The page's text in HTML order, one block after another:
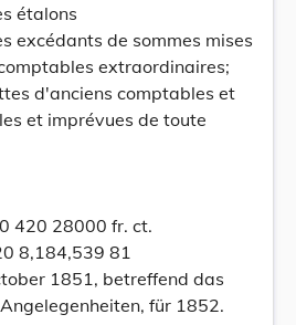
étalons
excédants de sommes mises
extraordinaires;
d'anciens comptables et
et imprévues de toute
420 28000 fr. ct.
8,184,539 81
1851, betreffend das
für 1852.